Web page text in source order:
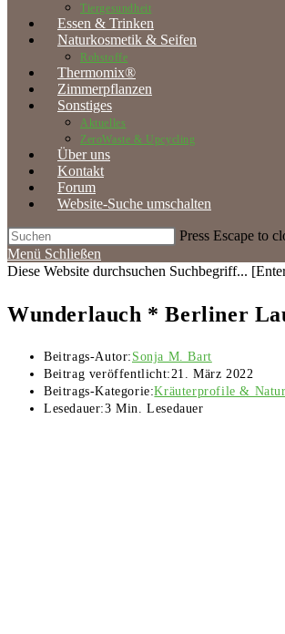
Tiergesundheit
Essen & Trinken
Naturkosmetik & Seifen
Rohstoffe
Thermomix®
Zimmerpflanzen
Sonstiges
Aktuelles
ZeroWaste & Upcycling
Über uns
Kontakt
Forum
Website-Suche umschalten
Press Escape to
Menü Schließen
Diese Website durchsuchen Suchbegriff...
Wunderlauch * Berliner
Beitrags-Autor: Sonja M. Bart
Beitrag veröffentlicht: 21. März 2022
Beitrags-Kategorie:Kräuterprofile &
Lesedauer:3 Min. Lesedauer